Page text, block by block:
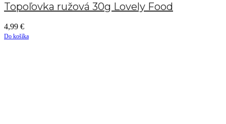
Topoľovka ružová 30g Lovely Food
4,99 €
Do košíka